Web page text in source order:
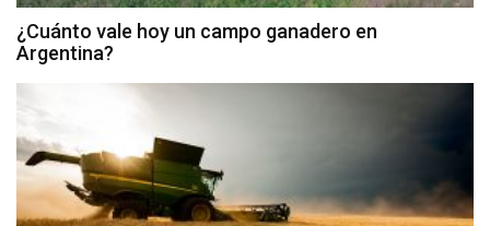
¿Cuánto vale hoy un campo ganadero en
Argentina?